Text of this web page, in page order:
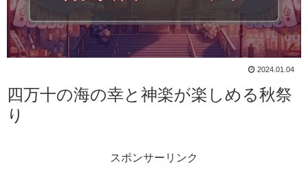
2024.01.04
四万十の海の幸と神楽が楽しめる秋祭
り
スポンサーリンク